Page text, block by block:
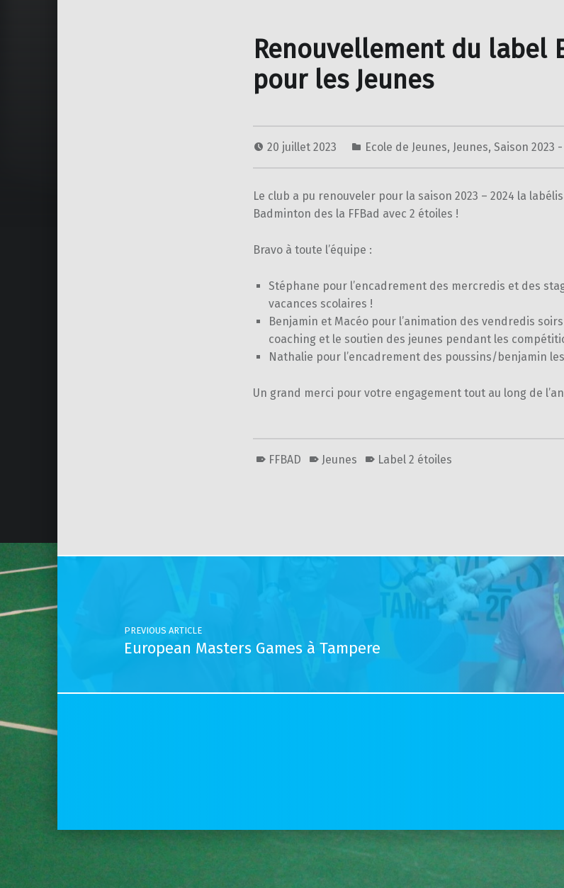
Renouvellement du label
pour les Jeunes
20 juillet 2023 Ecole de Jeunes, Jeunes, Saison 2023
Le club a pu renouveler pour la saison 2023 – 2024 la
Badminton des la FFBad avec 2 étoiles !
Bravo à toute l’équipe :
Stéphane pour l’encadrement des mercredis et des
vacances scolaires !
Benjamin et Macéo pour l’animation des vendredis
coaching et le soutien des jeunes pendant les
Nathalie pour l’encadrement des poussins/benjamin
Un grand merci pour votre engagement tout au long de
FFBAD Jeunes Label 2 étoiles
Post navigation
PREVIOUS ARTICLE
European Masters Games à Tampere